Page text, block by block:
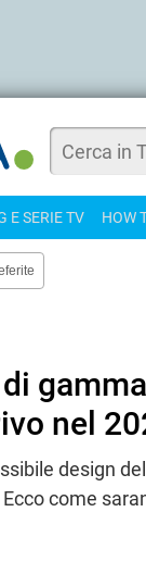
E SERIE TV HOW
nel
design
come